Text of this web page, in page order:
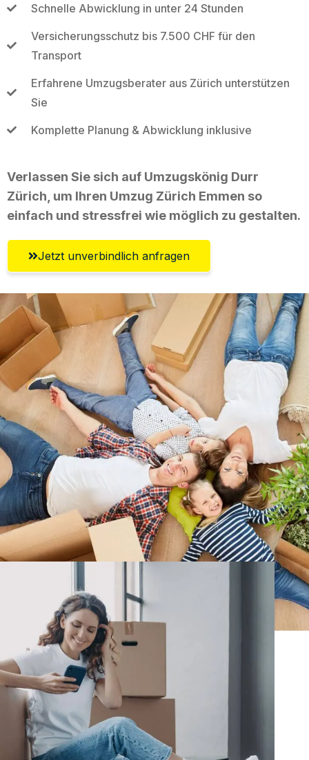
Schnelle Abwicklung in unter 24 Stunden
Versicherungsschutz bis 7.500 CHF für den
Transport
Erfahrene Umzugsberater aus Zürich unterstützen
Sie
Komplette Planung & Abwicklung inklusive
Verlassen Sie sich auf Umzugskönig Durr
Zürich, um Ihren Umzug Zürich Emmen so
einfach und stressfrei wie möglich zu gestalten.
Jetzt unverbindlich anfragen